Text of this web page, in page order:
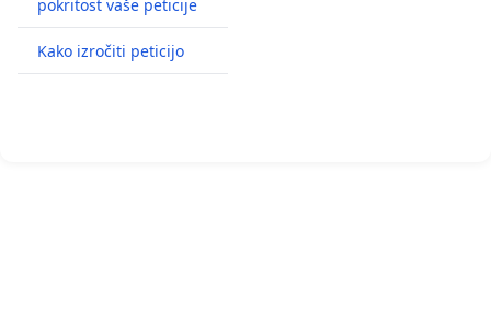
pokritost vaše peticije
Kako izročiti peticijo